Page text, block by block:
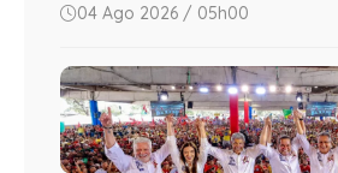
04 Ago 2026 / 05h00